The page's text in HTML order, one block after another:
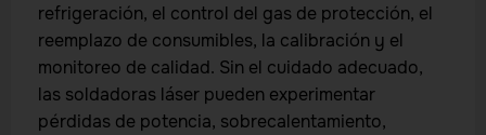
refrigeración, el control del gas de protección, el
reemplazo de consumibles, la calibración y el
monitoreo de calidad. Sin el cuidado adecuado,
las soldadoras láser pueden experimentar
pérdidas de potencia, sobrecalentamiento,